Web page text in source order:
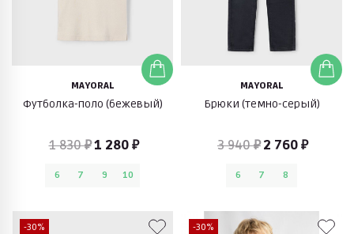
MAYORAL
Футболка-поло (бежевый)
1 830 ₽1 280 ₽
6 7 9 10
MAYORAL
Брюки (темно-серый)
3 940 ₽ 2 760 ₽
6 7 8
-30% -30%